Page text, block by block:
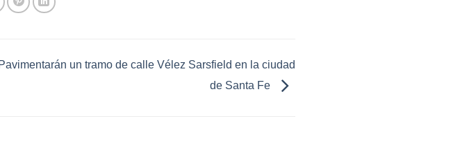
Pavimentarán un tramo de calle Vélez Sarsfield en la ciudad
de Santa Fe